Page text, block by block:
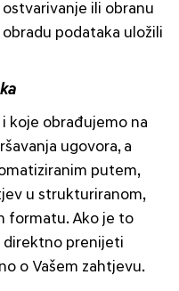
ili obranu
podataka uložili
koje obrađujemo na
ugovora, a
putem,
u strukturiranom,
formatu. Ako je to
direktno prenijeti
o Vašem zahtjevu.